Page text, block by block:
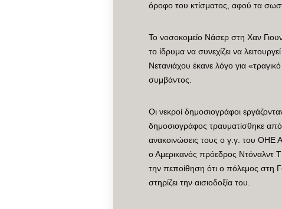
όροφο του κτίσματος, αφού τα
Το νοσοκομείο Νάσερ στη Χαν
το ίδρυμα να συνεχίζει να
Νετανιάχου έκανε λόγο για
συμβάντος.
Οι νεκροί δημοσιογράφοι
δημοσιογράφος τραυματίσθηκε
ανακοινώσεις τους ο γ.γ. του ΟΗΕ
ο Αμερικανός πρόεδρος Ντόναλντ
την πεποίθηση ότι ο πόλεμος στη
στηρίζει την αισιοδοξία του.